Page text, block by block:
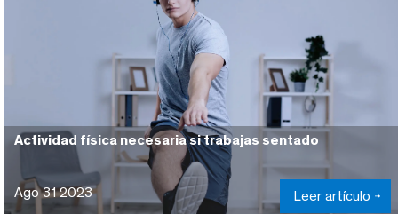
Actividad física necesaria si trabajas sentado
Ago 31 2023 Leer artículo